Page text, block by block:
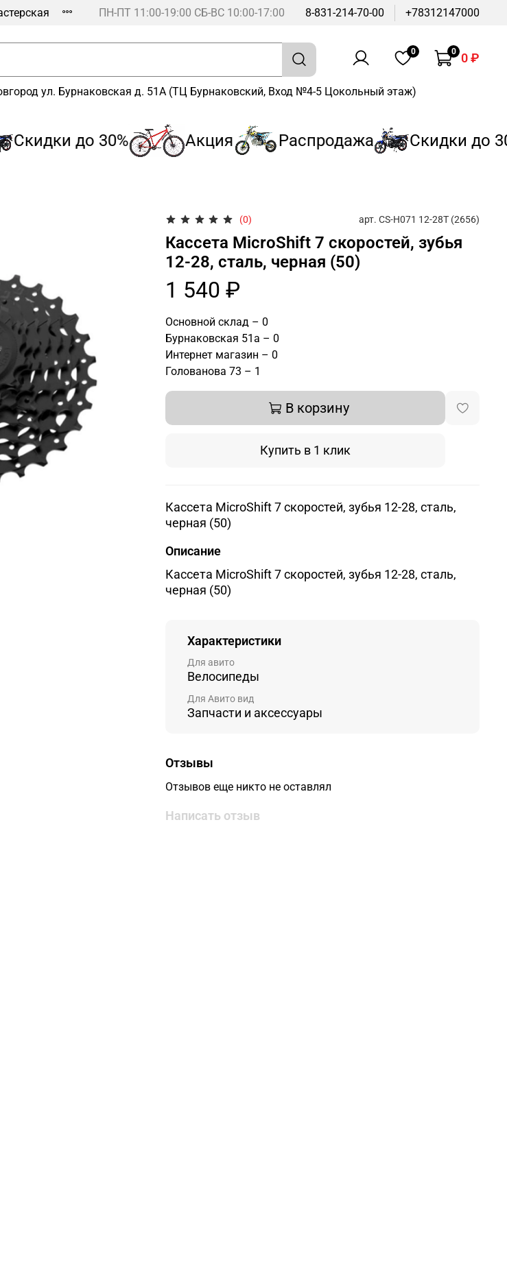
ПН-ПТ 11:00-19:00 СБ-ВС 10:00-17:00 8-831-214-70-00 +78312147000
0 0 0 ₽
ул. Бурнаковская д. 51А (ТЦ Бурнаковский, Вход №4-5 Цокольный этаж)
до 30% Акция Распродажа Скидки до
(0) арт. CS-H071 12-28T (2656)
Кассета MicroShift 7 скоростей, зубья
12-28, сталь, черная (50)
1 540 ₽
Основной склад – 0
Бурнаковская 51а – 0
Интернет магазин – 0
Голованова 73 – 1
В корзину
Купить в 1 клик
Кассета MicroShift 7 скоростей, зубья 12-28, сталь,
черная (50)
Описание
Кассета MicroShift 7 скоростей, зубья 12-28, сталь,
черная (50)
Характеристики
Для авито
Велосипеды
Для Авито вид
Запчасти и аксессуары
Отзывы
Отзывов еще никто не оставлял
Написать отзыв